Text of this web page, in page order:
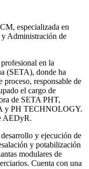
especializada en
Administración de
en la
(SETA), donde ha
proceso, responsable de
el cargo de
de SETA PHT,
y PH TECHNOLOGY.
AEDyR.
y ejecución de
y potabilización
modulares de
Cuenta con una